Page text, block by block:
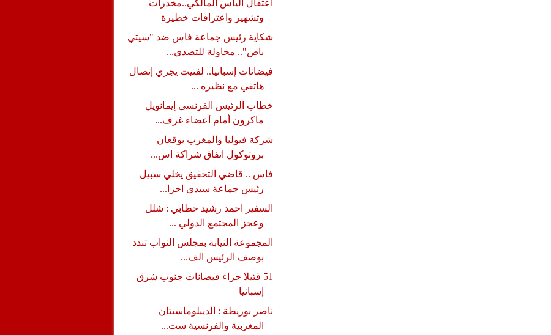
اعتقال الياس المالكي..مخدرات
وتشهير واعترافات خطيرة
شكاية رئيس جماعة فاس ضد "سيتي
باص".. محاولة للتصدي...
فيضانات إسبانيا.. لفتيت يجري إتصال
هاتفي مع نظيره ...
خطاب الرئيس الفرنسي إيمانويل
ماكرون أمام أعضاء غرف...
شركة فيوليا والمغرب يوقعان
بروتوكول اتفاق شراكة اس...
فاس .. قاضي التحقيق يخلي سبيل
رئيس جماعة سيدي احرا...
السفير احمد رشيد خطابي : شلل
وعجز المجتمع الدولي ...
المجموعة النيابة بمجلس النواب تندد
بوصف الرئيس الف...
51 قتيلا جراء فيضانات جنوب شرق
إسبانيا
ناصر بوريطة : الديبلوماسيتان
المغربية والفرنسية ست...